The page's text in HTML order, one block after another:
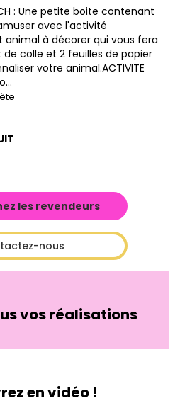
: Une petite boite contenant
avec l'activité
animal à décorer qui vous fera
de colle et 2 feuilles de papier
votre animal.ACTIVITE
les revendeurs
nous
vos réalisations
en vidéo !